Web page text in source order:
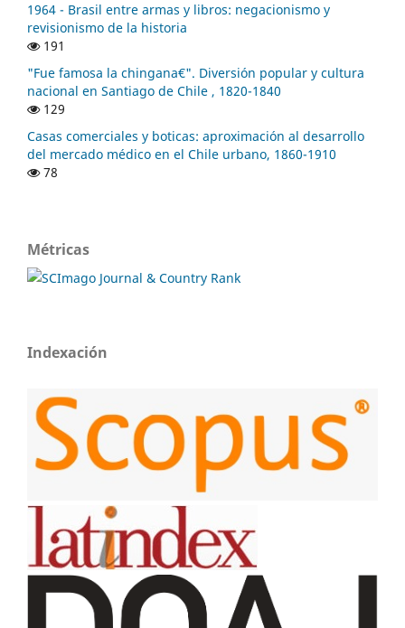
1964 - Brasil entre armas y libros: negacionismo y
revisionismo de la historia
191
"Fue famosa la chingana€". Diversión popular y cultura
nacional en Santiago de Chile , 1820-1840
129
Casas comerciales y boticas: aproximación al desarrollo
del mercado médico en el Chile urbano, 1860-1910
78
Métricas
Indexación